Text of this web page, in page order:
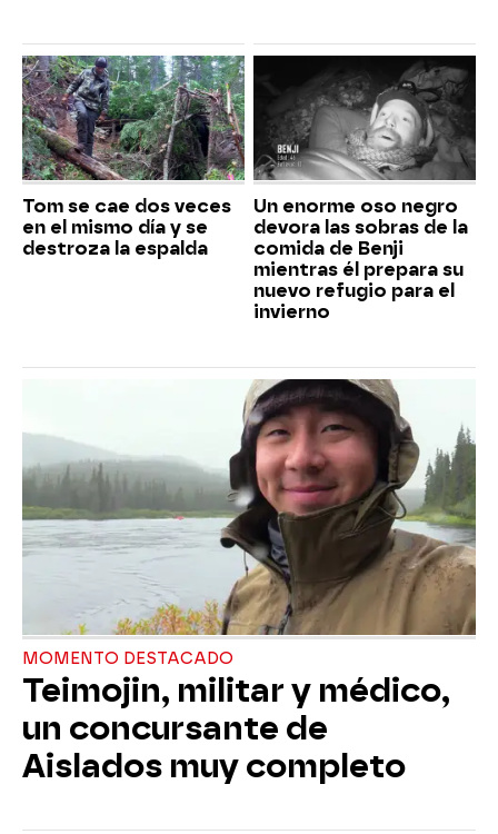
Tom se cae dos veces
en el mismo día y se
destroza la espalda
Un enorme oso negro
devora las sobras de la
comida de Benji
mientras él prepara su
nuevo refugio para el
invierno
MOMENTO DESTACADO
Teimojin, militar y médico,
un concursante de
Aislados muy completo